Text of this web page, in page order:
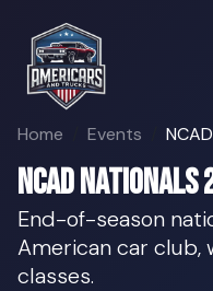
Home Events
NCAD Nationals
End-of-season
American car club,
classes.